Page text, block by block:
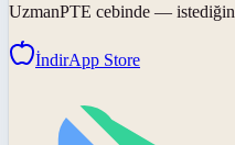
UzmanPTE cebinde — istediğin
İndirApp Store